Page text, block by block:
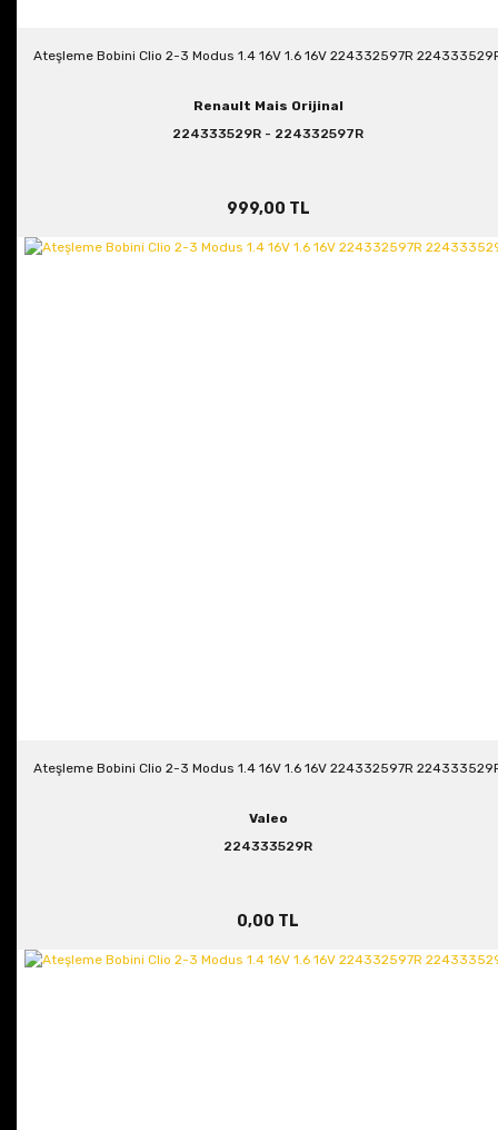
Ateşleme Bobini Clio 2-3 Modus 1.4 16V 1.6 16V 224332597R
Renault Mais Orijinal
224333529R - 224332597R
999,00 TL
Ateşleme Bobini Clio 2-3 Modus 1.4 16V 1.6 16V 224332597R
Valeo
224333529R
0,00 TL